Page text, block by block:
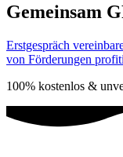
Gemeinsam
Erstgespräch
von Förderungen
100% kostenlos &